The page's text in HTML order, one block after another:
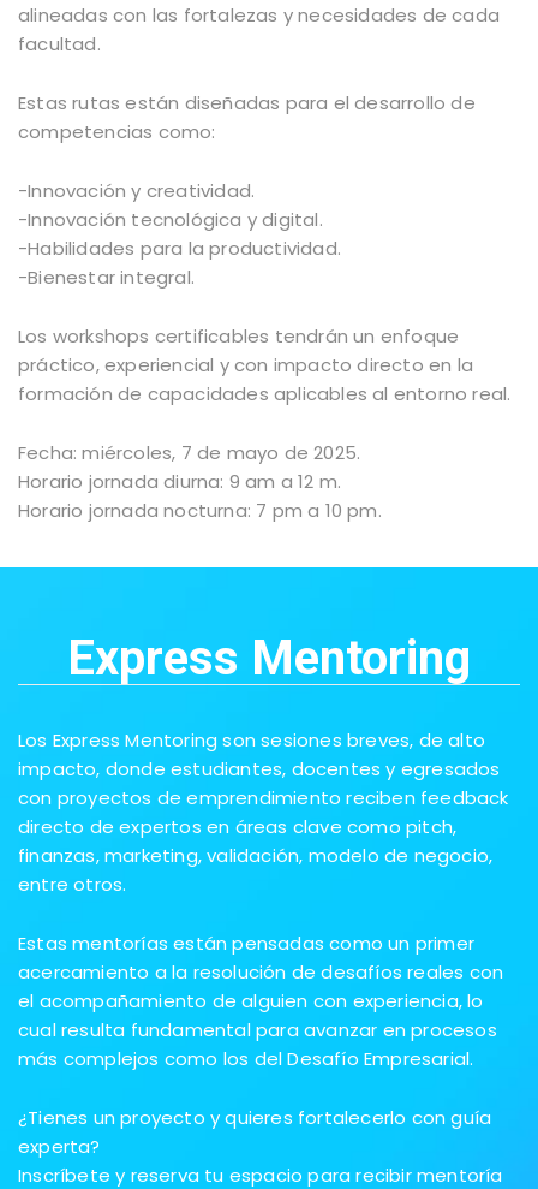
alineadas con las fortalezas y necesidades de cada
facultad.
Estas rutas están diseñadas para el desarrollo de
competencias como:
-Innovación y creatividad.
-Innovación tecnológica y digital.
-Habilidades para la productividad.
-Bienestar integral.
Los workshops certificables tendrán un enfoque
práctico, experiencial y con impacto directo en la
formación de capacidades aplicables al entorno real.
Fecha: miércoles, 7 de mayo de 2025.
Horario jornada diurna: 9 am a 12 m.
Horario jornada nocturna: 7 pm a 10 pm.
Express Mentoring
Los Express Mentoring son sesiones breves, de alto
impacto, donde estudiantes, docentes y egresados
con proyectos de emprendimiento reciben feedback
directo de expertos en áreas clave como pitch,
finanzas, marketing, validación, modelo de negocio,
entre otros.
Estas mentorías están pensadas como un primer
acercamiento a la resolución de desafíos reales con
el acompañamiento de alguien con experiencia, lo
cual resulta fundamental para avanzar en procesos
más complejos como los del Desafío Empresarial.
¿Tienes un proyecto y quieres fortalecerlo con guía
experta?
Inscríbete y reserva tu espacio para recibir mentoría